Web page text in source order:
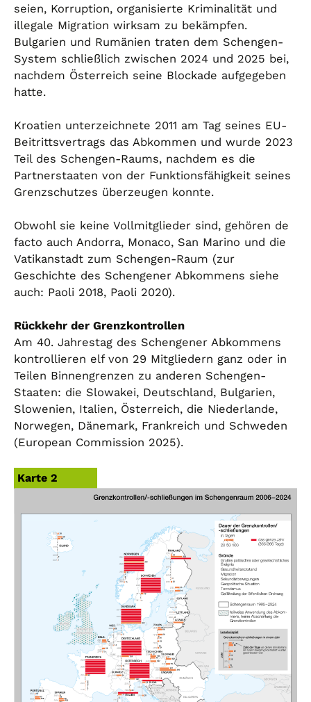
seien, Korruption, organisierte Kriminalität und
illegale Migration wirksam zu bekämpfen.
Bulgarien und Rumänien traten dem Schengen-
System schließlich zwischen 2024 und 2025 bei,
nachdem Österreich seine Blockade aufgegeben
hatte.
Kroatien unterzeichnete 2011 am Tag seines EU-
Beitrittsvertrags das Abkommen und wurde 2023
Teil des Schengen-Raums, nachdem es die
Partnerstaaten von der Funktionsfähigkeit seines
Grenzschutzes überzeugen konnte.
Obwohl sie keine Vollmitglieder sind, gehören de
facto auch Andorra, Monaco, San Marino und die
Vatikanstadt zum Schengen-Raum (zur
Geschichte des Schengener Abkommens siehe
auch: Paoli 2018, Paoli 2020).
Rückkehr der Grenzkontrollen
Am 40. Jahrestag des Schengener Abkommens
kontrollieren elf von 29 Mitgliedern ganz oder in
Teilen Binnengrenzen zu anderen Schengen-
Staaten: die Slowakei, Deutschland, Bulgarien,
Slowenien, Italien, Österreich, die Niederlande,
Norwegen, Dänemark, Frankreich und Schweden
(European Commission 2025).
Karte 2